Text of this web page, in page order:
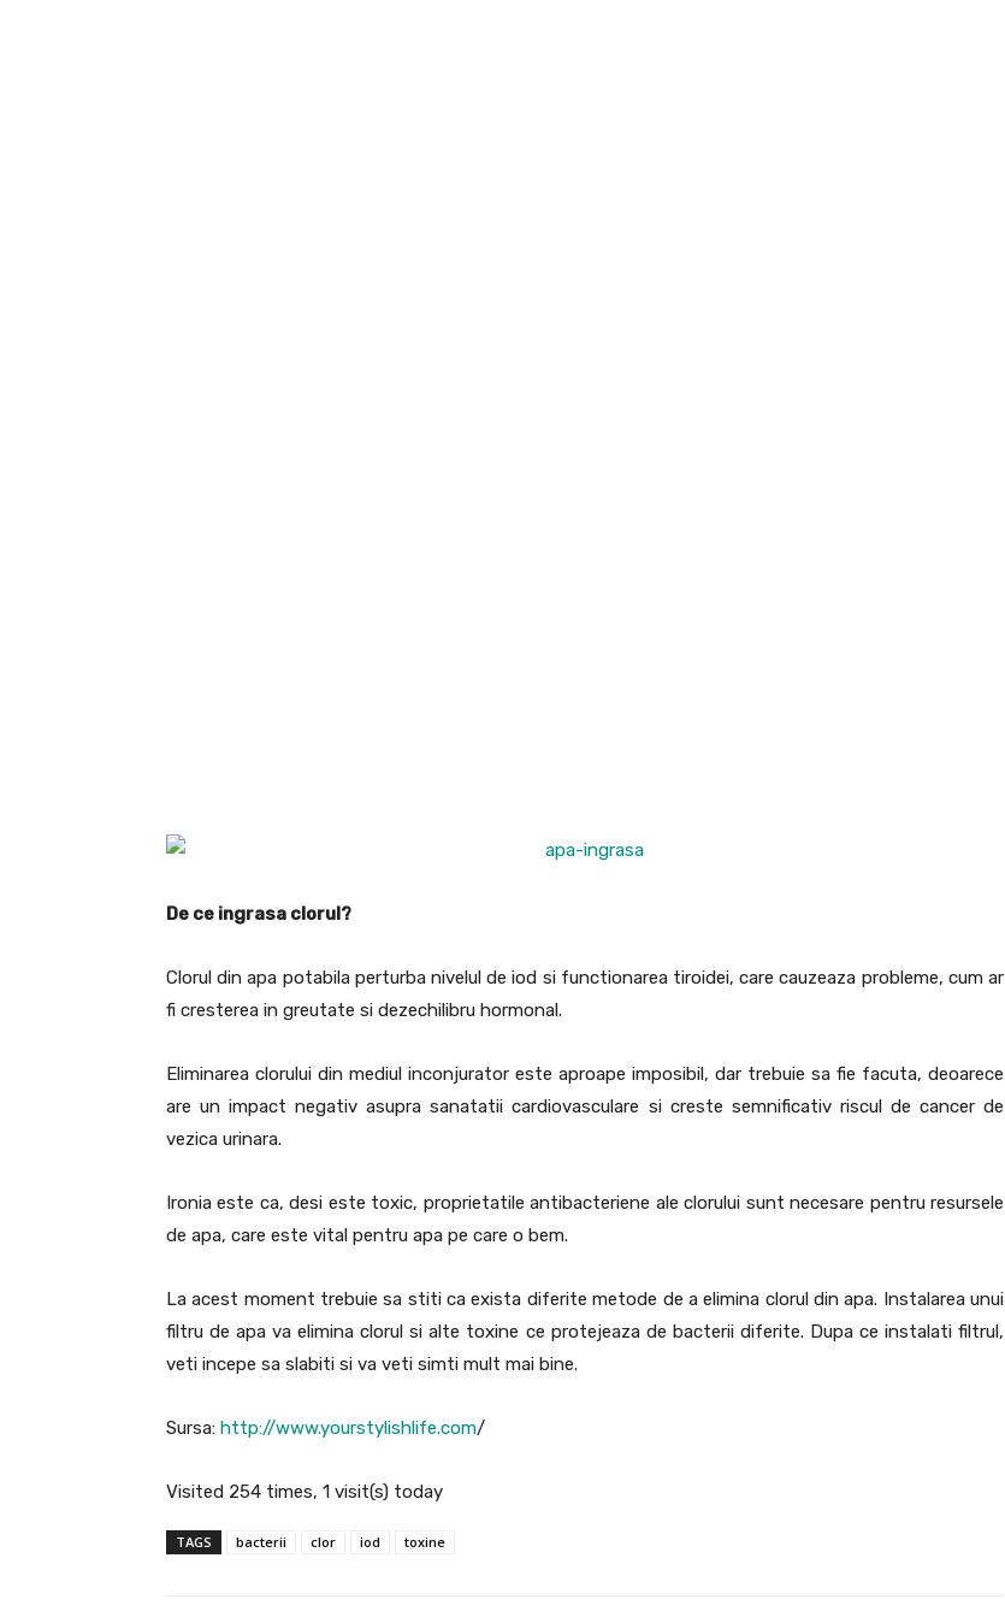
De ce ingrasa clorul?
Clorul din apa potabila perturba nivelul de iod si functionarea tiroidei, care cauzeaza probleme, cum ar
fi cresterea in greutate si dezechilibru hormonal.
Eliminarea clorului din mediul inconjurator este aproape imposibil, dar trebuie sa fie facuta, deoarece
are un impact negativ asupra sanatatii cardiovasculare si creste semnificativ riscul de cancer de
vezica urinara.
Ironia este ca, desi este toxic, proprietatile antibacteriene ale clorului sunt necesare pentru resursele
de apa, care este vital pentru apa pe care o bem.
La acest moment trebuie sa stiti ca exista diferite metode de a elimina clorul din apa. Instalarea unui
filtru de apa va elimina clorul si alte toxine ce protejeaza de bacterii diferite. Dupa ce instalati filtrul,
veti incepe sa slabiti si va veti simti mult mai bine.
Sursa: http://www.yourstylishlife.com/
Visited 254 times, 1 visit(s) today
TAGS bacterii clor iod toxine